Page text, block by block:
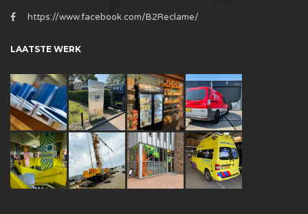
https://www.facebook.com/B2Reclame/
LAATSTE WERK